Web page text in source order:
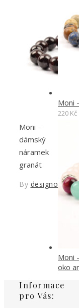
Moni –
dámský
náramek
granát
By designoved
Moni
220 Kč
Moni
oko
Informace
pro Vás: